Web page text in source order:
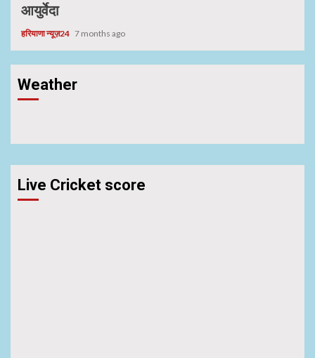
आयुर्वेदा
हरियाणा न्यूज़24 7 months ago
Weather
Live Cricket score